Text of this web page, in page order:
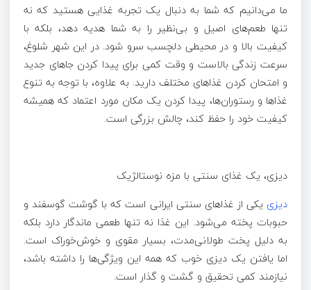
ما می‌دانیم که شما به دنبال یک تجربه غذایی هستید که نه
تنها طعم‌های اصیل و بی‌نظیر را به شما هدیه دهد، بلکه با
کیفیت بالا و در محیطی دلچسب سرو شود. در این شهر شلوغ،
سرعت زندگی بالاست و وقت کمی برای پیدا کردن جاهای جدید
و امتحان کردن غذاهای مختلف دارید. به علاوه، با توجه به تنوع
غذاها و رستوران‌ها، پیدا کردن یک مکان مورد اعتماد که همیشه
کیفیت خود را حفظ کند، چالش بزرگی است.
دیزی، یک غذای سنتی با مزه نوستالژیک
دیزی یکی از غذاهای سنتی ایرانی است که با گوشت گوسفند و
حبوبات پخته می‌شود. این غذا نه تنها طعمی ماندگار دارد بلکه
به دلیل پخت طولانی‌مدت، بسیار مقوی و خوش‌خوراک است.
اما یافتن یک دیزی خوب که همه این ویژگی‌ها را داشته باشد،
نیازمند کمی تحقیق و گشت و گذار است.